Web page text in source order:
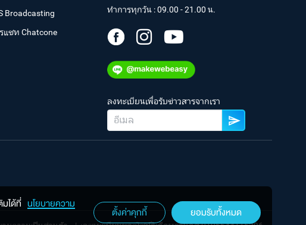
Broadcasting
แชท Chatcone
ทำการทุกวัน : 09.00 - 21.00 น.
ลงทะเบียนเพื่อรับข่าวสารจากเรา
มได้ที่ นโยบายความ
ตั้งค่าคุกกี้ ยอมรับทั้งหมด